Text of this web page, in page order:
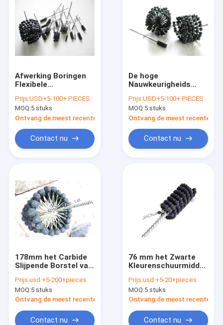
Afwerking Boringen
Flexibele
Prijs:USD+5-100+ PIECES
MOQ:5 stuks
Ontvang de meest recente Prijs
Contact nu
De hoge
Nauwkeurigheids
Borstel met
Verschillende
Gruisgrootte kan
volgens u-
tekeningsgrootte en
toepassing maken
Prijs:USD+5-100+ PIECES
MOQ:5 stuks
Ontvang de meest recente
Contact nu
178mm het Carbide
Slijpende Borstel van
Diametersilicium/Flexibele
Slijpende
Hulpmiddelen die aan
braam wordt gebruikt
Prijs:usd +5-200+pieces
MOQ:5 stuks
Ontvang de meest recente Prijs
Contact nu
76 mm het Zwarte
Kleurenschuurmiddelen
Oppoetsen van
Borstelfo en deburr
Prijs:usd +5-20+pieces
MOQ:5 stuks
Ontvang de meest recente
Contact nu